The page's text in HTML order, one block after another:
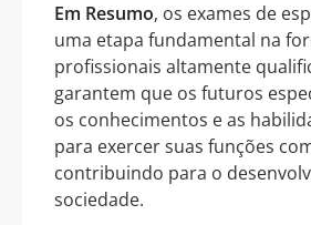
Em Resumo, os exames de
uma etapa fundamental na
profissionais altamente
garantem que os futuros
os conhecimentos e as
para exercer suas funções
contribuindo para o
sociedade.